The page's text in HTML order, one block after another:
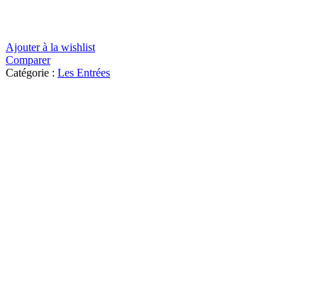
Ajouter à la wishlist
Comparer
Catégorie : Les Entrées